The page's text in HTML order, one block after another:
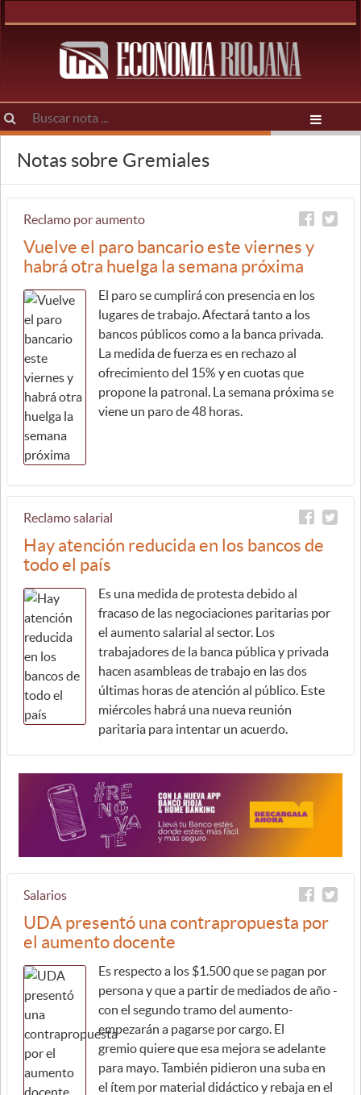
Notas sobre Gremiales
Reclamo por aumento
Vuelve el paro bancario este viernes y
habrá otra huelga la semana próxima
El paro se cumplirá con presencia en los
lugares de trabajo. Afectará tanto a los
bancos públicos como a la banca privada.
La medida de fuerza es en rechazo al
ofrecimiento del 15% y en cuotas que
propone la patronal. La semana próxima se
viene un paro de 48 horas.
Reclamo salarial
Hay atención reducida en los bancos de
todo el país
Es una medida de protesta debido al
fracaso de las negociaciones paritarias por
el aumento salarial al sector. Los
trabajadores de la banca pública y privada
hacen asambleas de trabajo en las dos
últimas horas de atención al público. Este
miércoles habrá una nueva reunión
paritaria para intentar un acuerdo.
Salarios
UDA presentó una contrapropuesta por
el aumento docente
Es respecto a los $1.500 que se pagan por
persona y que a partir de mediados de año -
con el segundo tramo del aumento-
empezarán a pagarse por cargo. El
gremio quiere que esa mejora se adelante
para mayo. También pidieron una suba en
el ítem por material didáctico y rebaja en el